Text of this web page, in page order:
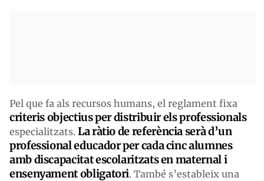
Pel que fa als recursos humans, el reglament fixa
criteris objectius per distribuir els professionals
especialitzats. La ràtio de referència serà d’un
professional educador per cada cinc alumnes
amb discapacitat escolaritzats en maternal i
ensenyament obligatori. També s’estableix una